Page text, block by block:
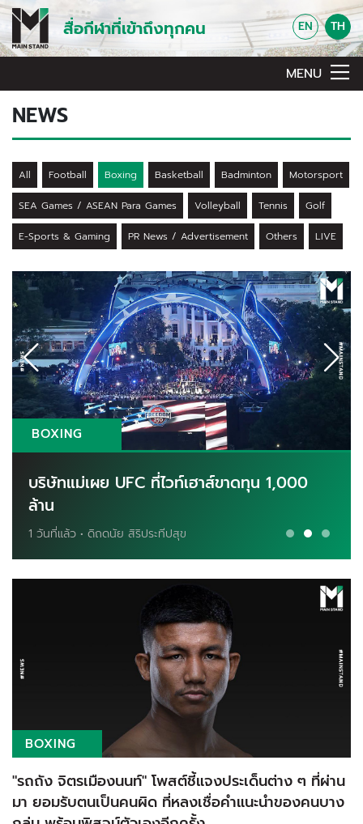
สื่อกีฬาที่เข้าถึงทุกคน EN TH
MENU
NEWS
All Football Boxing Basketball Badminton Motorsport
SEA Games / ASEAN Para Games Volleyball Tennis Golf
E-Sports & Gaming PR News / Advertisement Others LIVE
BOXING
บริษัทแม่เผย UFC ที่ไวท์เฮาส์ขาดทุน 1,000
ล้าน
1 วันที่แล้ว • ดิถดนัย สิริประทีปสุข
BOXING
"รถถัง จิตรเมืองนนท์" โพสต์ชี้แจงประเด็นต่าง ๆ ที่่ผ่าน
มา ยอมรับตนเป็นคนผิด ที่หลงเชื่อคำแนะนำของคนบาง